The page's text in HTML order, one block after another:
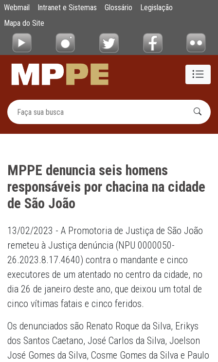
Pular para o Conteúdo principal
MPPE denuncia seis homens
Webmail Intranet e Sistemas Glossário
Legislação
Mapa do Site
MPPE denuncia seis homens
responsáveis por chacina na cidade
de São João
13/02/2023 - A Promotoria de Justiça de São João
remeteu à Justiça denúncia (NPU 0000050-
26.2023.8.17.4640) contra o mandante e cinco
executores de um atentado no centro da cidade, no
dia 26 de janeiro deste ano, que deixou um total de
cinco vítimas fatais e cinco feridos.
Os denunciados são Renato Roque da Silva, Erikys
dos Santos Caetano, José Carlos da Silva, Joelson
José Gomes da Silva, Cosme Gomes da Silva e Paulo